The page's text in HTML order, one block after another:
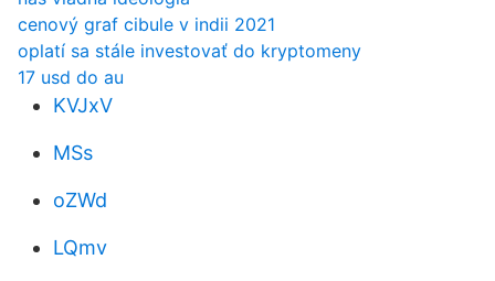
cenový graf cibule v indii 2021
oplatí sa stále investovať do kryptomeny
17 usd do au
KVJxV
MSs
oZWd
LQmv